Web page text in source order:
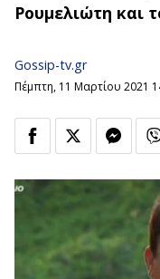
Ρουμελιώτη και
Gossip-tv.gr
Πέμπτη, 11 Μαρτίου 2021